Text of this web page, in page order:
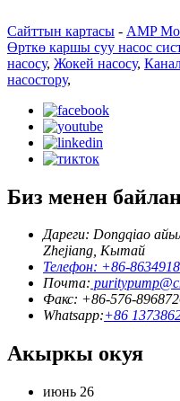
Сайттын картасы - AMP
Өрткө каршы суу насос
насосу, Жокей насосу,
насостору,
Биз менен
Дареги: Dongqiao
Zhejiang, Кытай
Телефон: +86-
Почта:
Факс: +86-576-
Whatsapp:+86
Акыркы окуя
июнь 26